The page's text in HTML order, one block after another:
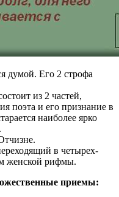
думой. Его 2 строфа
из 2 частей,
поэта и его признание в
наиболее ярко
в четырех-
женской рифмы.
приемы: